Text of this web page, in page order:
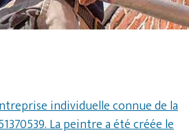
individuelle connue de la
La peintre a été créée le